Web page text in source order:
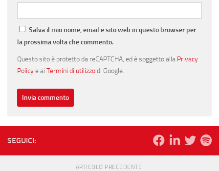
Salva il mio nome, email e sito web in questo browser per
la prossima volta che commento.
Questo sito è protetto da reCAPTCHA, ed è soggetto alla Privacy
Policye ai Termini di utilizzodi Google.
SEGUICI:
ARTICOLO PRECEDENTE